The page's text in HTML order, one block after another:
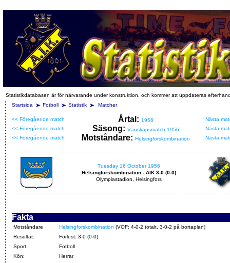
Statistikdatabasen är för närvarande under konstruktion, och kommer att uppdateras
Startsida
Fotboll Statistik Matcher
<< Föregående match Årtal: 1956
Nästa
<< Föregående match
Säsong: Vänskapsmatch 1956
Nästa
<< Föregående match
Motståndare: Helsingforskombination Nästa
Tuesday 16 October 1956
Helsingforskombination - AIK 3-0 (0-0)
Olympiastadion, Helsingfors
Fakta
Motståndare Helsingforskombination (VOF: 4-0-2 totalt, 3-0-2 på bortaplan)
Resultat:
Förlust: 3-0 (0-0)
Sport:
Fotboll
Kön:
Herrar